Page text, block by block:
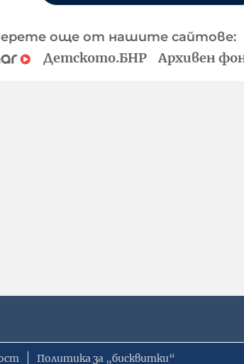
още от нашите сайтове:
Детското.БНР Архивен
Политика за „бисквитки“